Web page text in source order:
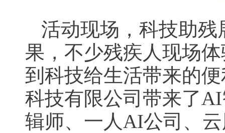
活动现场，科技助
果，不少残疾人现场
到科技给生活带来的
科技有限公司带来了
辑师、一人AI公司、